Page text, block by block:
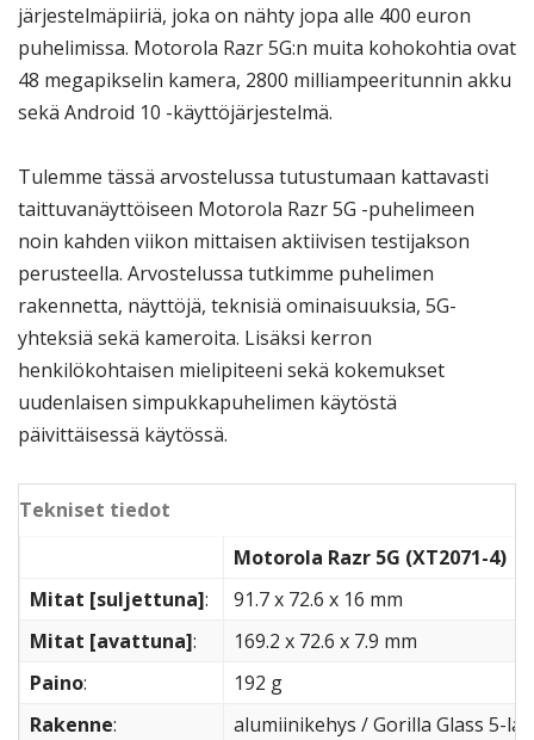
järjestelmäpiiriä, joka on nähty jopa alle 400 euron
puhelimissa. Motorola Razr 5G:n muita kohokohtia ovat
48 megapikselin kamera, 2800 milliampeeritunnin akku
sekä Android 10 -käyttöjärjestelmä.
Tulemme tässä arvostelussa tutustumaan kattavasti
taittuvanäyttöiseen Motorola Razr 5G -puhelimeen
noin kahden viikon mittaisen aktiivisen testijakson
perusteella. Arvostelussa tutkimme puhelimen
rakennetta, näyttöjä, teknisiä ominaisuuksia, 5G-
yhteksiä sekä kameroita. Lisäksi kerron
henkilökohtaisen mielipiteeni sekä kokemukset
uudenlaisen simpukkapuhelimen käytöstä
päivittäisessä käytössä.
Tekniset tiedot
Motorola Razr 5G (XT2071-4)
Mitat [suljettuna]:
91.7 x 72.6 x 16 mm
Mitat [avattuna]:
169.2 x 72.6 x 7.9 mm
Paino:
192 g
Rakenne:
alumiinikehys / Gorilla Glass 5-